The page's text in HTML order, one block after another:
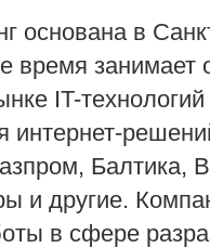
основана в
время занимает
IT-технологий
интернет-
Балтика,
и другие.
в сфере